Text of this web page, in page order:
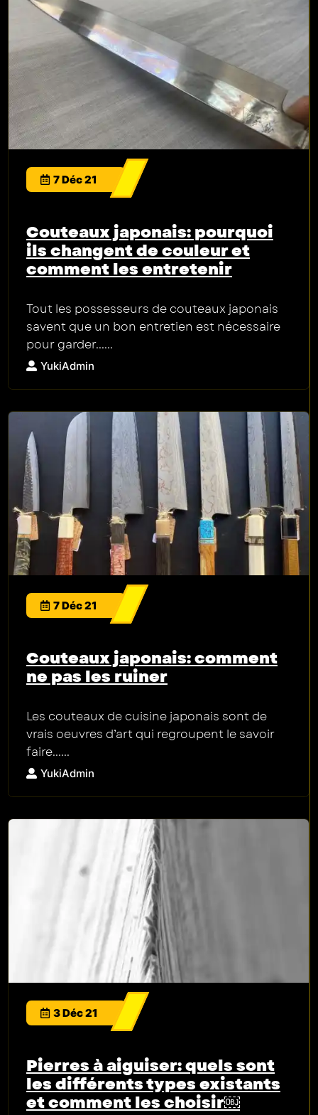
7 Déc 21
Couteaux japonais: pourquoi
ils changent de couleur et
comment les entretenir
Tout les possesseurs de couteaux japonais
savent que un bon entretien est nécessaire
pour garder......
YukiAdmin
7 Déc 21
Couteaux japonais: comment
ne pas les ruiner
Les couteaux de cuisine japonais sont de
vrais oeuvres d’art qui regroupent le savoir
faire......
YukiAdmin
3 Déc 21
Pierres à aiguiser: quels sont
les différents types existants
et comment les choisir￼